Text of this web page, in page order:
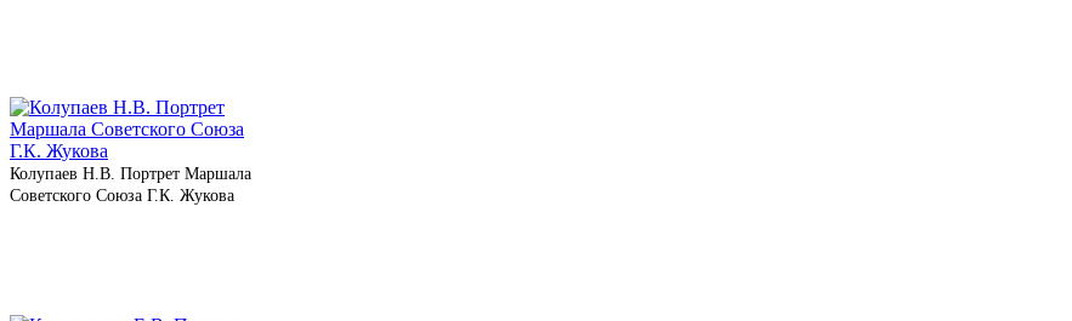
Колупаев Н.В. Портрет Маршала
Советского Союза Г.К. Жукова